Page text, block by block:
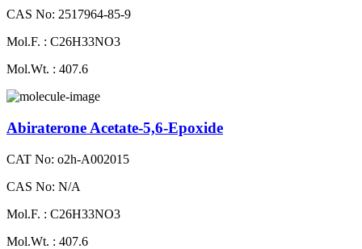
CAS No: 2517964-85-9
Mol.F. : C26H33NO3
Mol.Wt. : 407.6
Abiraterone Acetate-5,6-Epoxide
CAT No: o2h-A002015
CAS No: N/A
Mol.F. : C26H33NO3
Mol.Wt. : 407.6